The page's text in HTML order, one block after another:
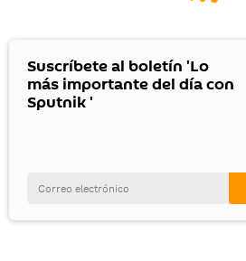
Suscríbete al boletín 'Lo
más importante del día con
Sputnik '